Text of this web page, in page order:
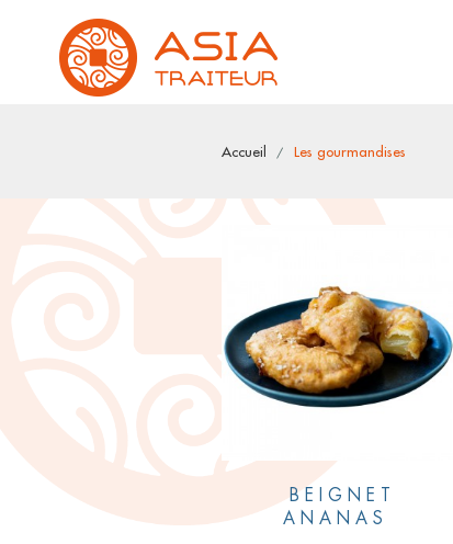
Accueil Les gourmandises
BEIGNET
ANANAS